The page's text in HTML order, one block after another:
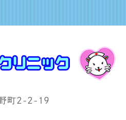
町2-2-19